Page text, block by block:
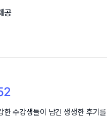
공
한 수강생들이 남긴 생생한 후기